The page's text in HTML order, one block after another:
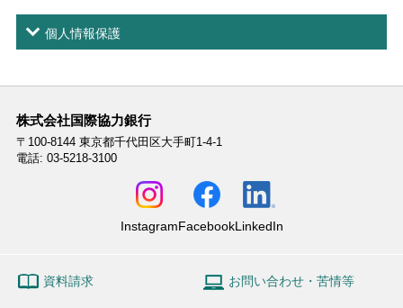
個人情報保護
株式会社国際協力銀行
〒100-8144 東京都千代田区大手町1-4-1
電話: 03-5218-3100
InstagramFacebookLinkedIn
資料請求 お問い合わせ・苦情等